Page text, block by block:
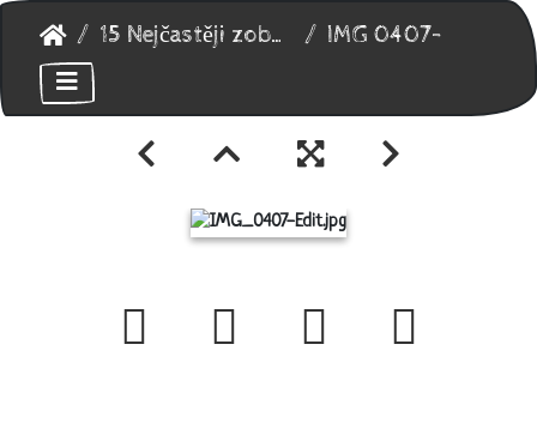
15 Nejčastěji zobrazované IMG 0407-Edit